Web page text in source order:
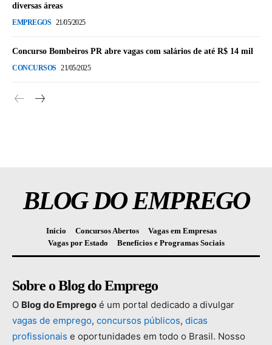
diversas áreas
EMPREGOS 21/05/2025
Concurso Bombeiros PR abre vagas com salários de até R$ 14 mil
CONCURSOS 21/05/2025
BLOG DO EMPREGO
Inicio Concursos Abertos
Vagas em Empresas
Vagas por Estado
Benefícios e Programas Sociais
Sobre o Blog do Emprego
O Blog do Emprego é um portal dedicado a divulgar
vagas de emprego, concursos públicos, dicas
profissionais e oportunidades em todo o Brasil. Nosso